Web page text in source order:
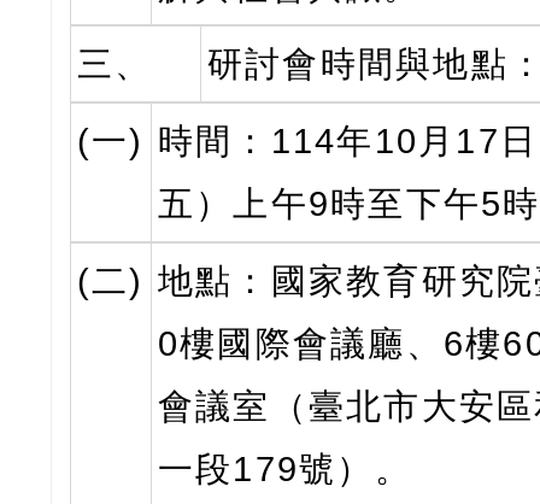
三、
研討會時間與地點
(一) 時間：114年10月17
五）上午9時至下午5
(二) 地點：國家教育研究
0樓國際會議廳、6樓
會議室（臺北市大安
一段179號）。